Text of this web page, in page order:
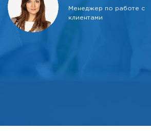
Менеджер по работе с
клиентами